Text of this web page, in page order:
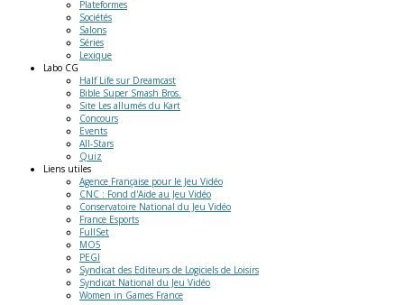
Plateformes
Sociétés
Salons
Séries
Lexique
Labo CG
Half Life sur Dreamcast
Bible Super Smash Bros.
Site Les allumés du Kart
Concours
Events
All-Stars
Quiz
Liens utiles
Agence Française pour le Jeu Vidéo
CNC : Fond d'Aide au Jeu Vidéo
Conservatoire National du Jeu Vidéo
France Esports
FullSet
MO5
PEGI
Syndicat des Editeurs de Logiciels de Loisirs
Syndicat National du Jeu Vidéo
Women in Games France